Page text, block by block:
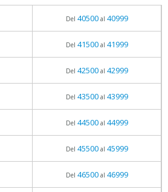
Del 40500al 40999
Del 41500al 41999
Del 42500al 42999
Del 43500al 43999
Del 44500al 44999
Del 45500al 45999
Del 46500al 46999